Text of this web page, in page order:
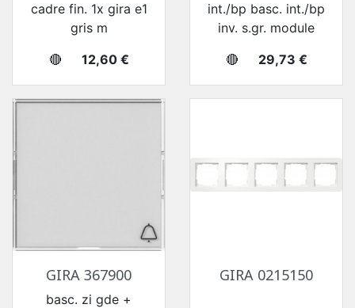
cadre fin. 1x gira e1
gris m
🔴
Prix
12,60 €
int./bp basc. int./bp
inv. s.gr. module
🔴
Prix
29,73 €
GIRA 367900
basc. zi gde +
GIRA 0215150